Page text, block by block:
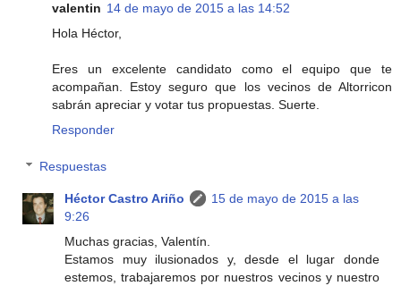
valentin 14 de mayo de 2015 a las 14:52
Hola Héctor,
Eres un excelente candidato como el equipo que te
acompañan. Estoy seguro que los vecinos de Altorricon
sabrán apreciar y votar tus propuestas. Suerte.
Responder
Respuestas
Héctor Castro Ariño
15 de mayo de 2015 a las
9:26
Muchas gracias, Valentín.
Estamos muy ilusionados y, desde el lugar donde
estemos, trabajaremos por nuestros vecinos y nuestro